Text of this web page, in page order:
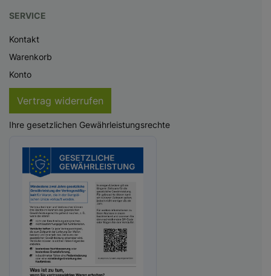
SERVICE
Kontakt
Warenkorb
Konto
Vertrag widerrufen
Ihre gesetzlichen Gewährleistungsrechte